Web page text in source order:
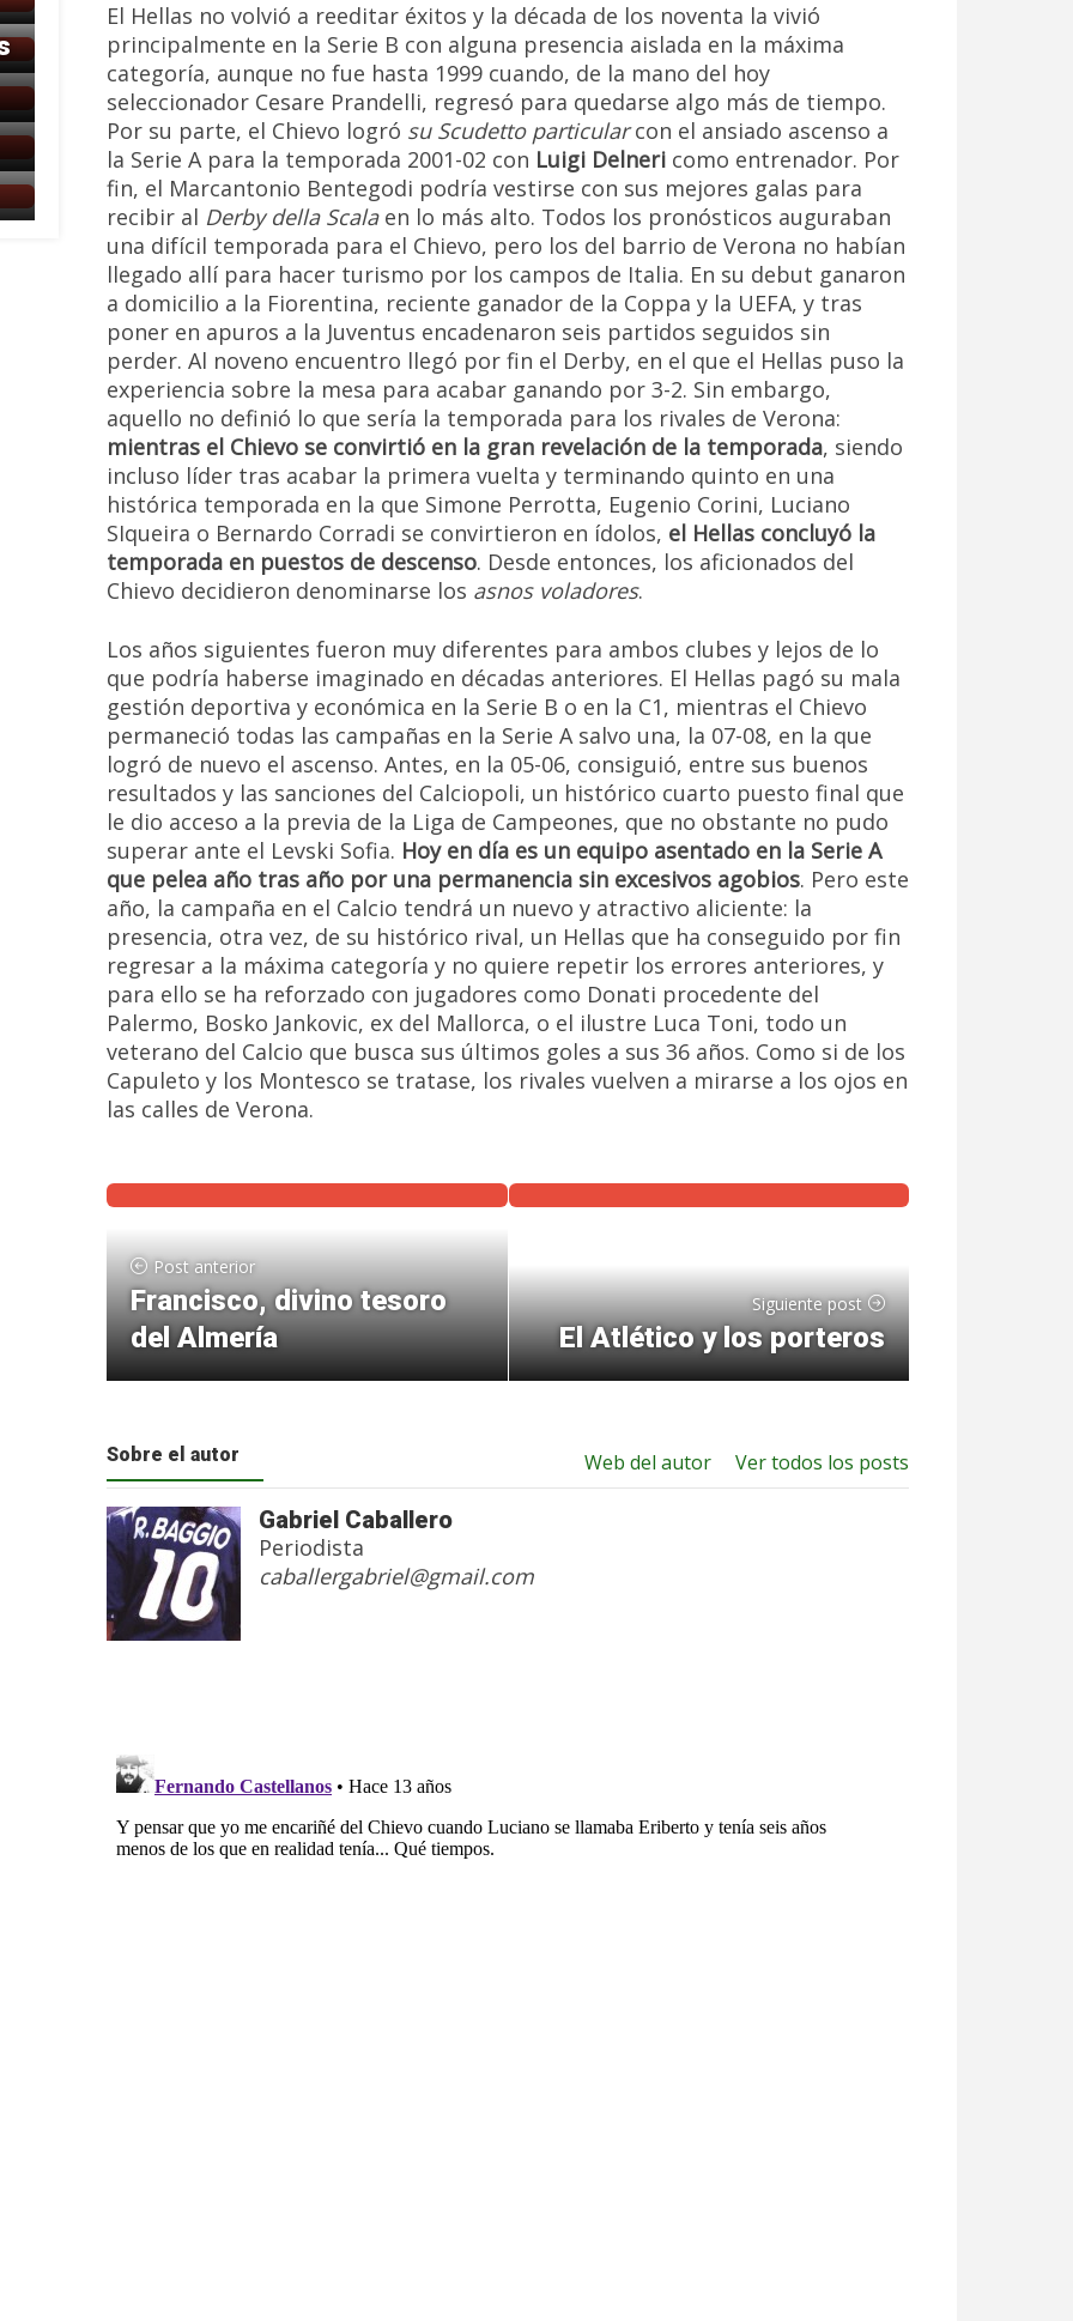
El Hellas no volvió a reeditar éxitos y la década de los noventa la vivió
principalmente en la Serie B con alguna presencia aislada en la máxima
categoría, aunque no fue hasta 1999 cuando, de la mano del hoy
seleccionador Cesare Prandelli, regresó para quedarse algo más de tiempo.
Por su parte, el Chievo logró su Scudetto particularcon el ansiado ascenso a
la Serie A para la temporada 2001-02 con Luigi Delneri como entrenador. Por
fin, el Marcantonio Bentegodi podría vestirse con sus mejores galas para
recibir al Derby della Scalaen lo más alto. Todos los pronósticos auguraban
una difícil temporada para el Chievo, pero los del barrio de Verona no habían
llegado allí para hacer turismo por los campos de Italia. En su debut ganaron
a domicilio a la Fiorentina, reciente ganador de la Coppa y la UEFA, y tras
poner en apuros a la Juventus encadenaron seis partidos seguidos sin
perder. Al noveno encuentro llegó por fin el Derby, en el que el Hellas puso la
experiencia sobre la mesa para acabar ganando por 3-2. Sin embargo,
aquello no definió lo que sería la temporada para los rivales de Verona:
mientras el Chievo se convirtió en la gran revelación de la temporada, siendo
incluso líder tras acabar la primera vuelta y terminando quinto en una
histórica temporada en la que Simone Perrotta, Eugenio Corini, Luciano
SIqueira o Bernardo Corradi se convirtieron en ídolos, el Hellas concluyó la
temporada en puestos de descenso. Desde entonces, los aficionados del
Chievo decidieron denominarse los asnos voladores.
Los años siguientes fueron muy diferentes para ambos clubes y lejos de lo
que podría haberse imaginado en décadas anteriores. El Hellas pagó su mala
gestión deportiva y económica en la Serie B o en la C1, mientras el Chievo
permaneció todas las campañas en la Serie A salvo una, la 07-08, en la que
logró de nuevo el ascenso. Antes, en la 05-06, consiguió, entre sus buenos
resultados y las sanciones del Calciopoli, un histórico cuarto puesto final que
le dio acceso a la previa de la Liga de Campeones, que no obstante no pudo
superar ante el Levski Sofia. Hoy en día es un equipo asentado en la Serie A
que pelea año tras año por una permanencia sin excesivos agobios. Pero este
año, la campaña en el Calcio tendrá un nuevo y atractivo aliciente: la
presencia, otra vez, de su histórico rival, un Hellas que ha conseguido por fin
regresar a la máxima categoría y no quiere repetir los errores anteriores, y
para ello se ha reforzado con jugadores como Donati procedente del
Palermo, Bosko Jankovic, ex del Mallorca, o el ilustre Luca Toni, todo un
veterano del Calcio que busca sus últimos goles a sus 36 años. Como si de los
Capuleto y los Montesco se tratase, los rivales vuelven a mirarse a los ojos en
las calles de Verona.
Post anterior
Francisco, divino tesoro
del Almería
Siguiente post
El Atlético y los porteros
Sobre el autor Ver todos los posts
Web del autor
Gabriel Caballero
Periodista
caballergabriel@gmail.com